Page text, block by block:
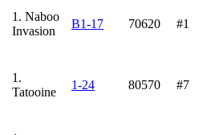
1. Naboo
Invasion
B1-17 70620 #1
1.
Tatooine
1-24 80570 #7